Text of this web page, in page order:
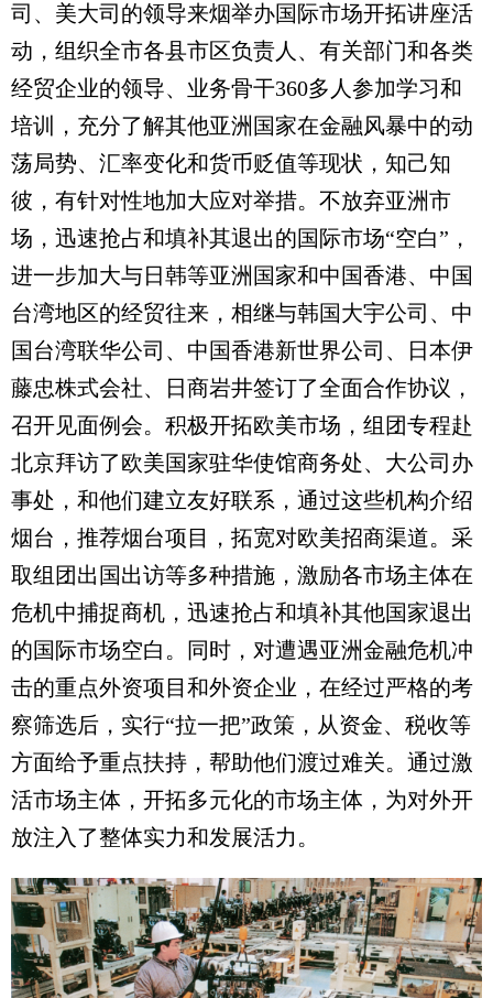
司、美大司的领导来烟举办国际市场开拓讲座活
动，组织全市各县市区负责人、有关部门和各类
经贸企业的领导、业务骨干360多人参加学习和
培训，充分了解其他亚洲国家在金融风暴中的动
荡局势、汇率变化和货币贬值等现状，知己知
彼，有针对性地加大应对举措。不放弃亚洲市
场，迅速抢占和填补其退出的国际市场“空白”，
进一步加大与日韩等亚洲国家和中国香港、中国
台湾地区的经贸往来，相继与韩国大宇公司、中
国台湾联华公司、中国香港新世界公司、日本伊
藤忠株式会社、日商岩井签订了全面合作协议，
召开见面例会。积极开拓欧美市场，组团专程赴
北京拜访了欧美国家驻华使馆商务处、大公司办
事处，和他们建立友好联系，通过这些机构介绍
烟台，推荐烟台项目，拓宽对欧美招商渠道。采
取组团出国出访等多种措施，激励各市场主体在
危机中捕捉商机，迅速抢占和填补其他国家退出
的国际市场空白。同时，对遭遇亚洲金融危机冲
击的重点外资项目和外资企业，在经过严格的考
察筛选后，实行“拉一把”政策，从资金、税收等
方面给予重点扶持，帮助他们渡过难关。通过激
活市场主体，开拓多元化的市场主体，为对外开
放注入了整体实力和发展活力。